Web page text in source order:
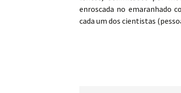
enroscada no emaranhado
cada um dos cientistas